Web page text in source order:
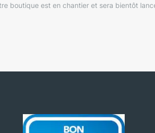
boutique est en chantier et sera bientôt